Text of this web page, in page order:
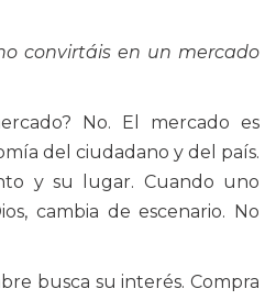
convirtáis en un mercado
No. El mercado es
del ciudadano y del país.
y su lugar. Cuando uno
cambia de escenario. No
busca su interés. Compra